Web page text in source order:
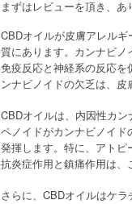
まずはレビューを頂き、あ
CBDオイルが皮膚アレル
質にあります。カンナビ
免疫反応と神経系の反応
ンナビノイドの欠乏は、
CBDオイルは、内因性カ
ペノイドがカンナビノイ
発揮します。特に、アト
抗炎症作用と鎮痛作用は
さらに、CBDオイルはケ